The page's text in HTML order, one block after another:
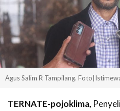
Agus Salim R Tampilang.
TERNATE-pojoklima,